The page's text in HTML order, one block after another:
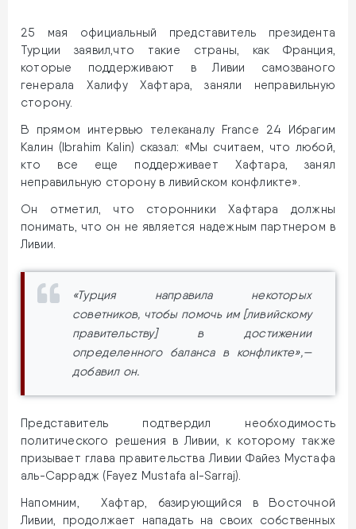
25 мая официальный представитель президента
Турции заявил,что такие страны, как Франция,
которые поддерживают в Ливии самозваного
генерала Халифу Хафтара, заняли неправильную
сторону.
В прямом интервью телеканалу France 24 Ибрагим
Калин (Ibrahim Kalin) сказал: «Мы считаем, что любой,
кто все еще поддерживает Хафтара, занял
неправильную сторону в ливийском конфликте».
Он отметил, что сторонники Хафтара должны
понимать, что он не является надежным партнером в
Ливии.
«Турция направила некоторых
советников, чтобы помочь им [ливийскому
правительству] в достижении
определенного баланса в конфликте»,—
добавил он.
Представитель подтвердил необходимость
политического решения в Ливии, к которому также
призывает глава правительства Ливии Файез Мустафа
аль-Саррадж (Fayez Mustafa al-Sarraj).
Напомним, Хафтар, базирующийся в Восточной
Ливии, продолжает нападать на своих собственных